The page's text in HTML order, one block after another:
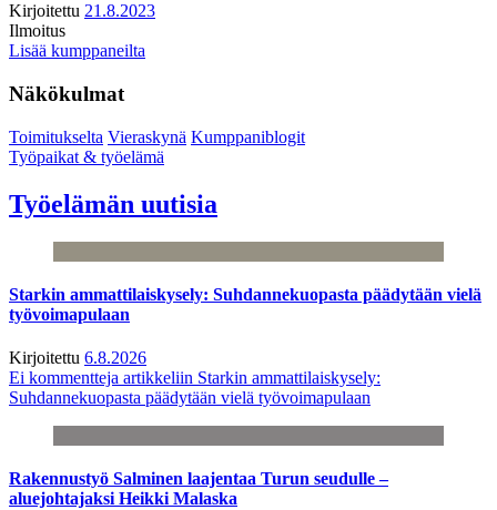
Kirjoitettu 21.8.2023
Ilmoitus
Lisää kumppaneilta
Näkökulmat
Toimitukselta Vieraskynä Kumppaniblogit
Työpaikat & työelämä
Työelämän uutisia
Starkin ammattilaiskysely: Suhdannekuopasta päädytään vielä
työvoimapulaan
Kirjoitettu 6.8.2026
Ei kommentteja artikkeliin Starkin ammattilaiskysely:
Suhdannekuopasta päädytään vielä työvoimapulaan
Rakennustyö Salminen laajentaa Turun seudulle –
aluejohtajaksi Heikki Malaska